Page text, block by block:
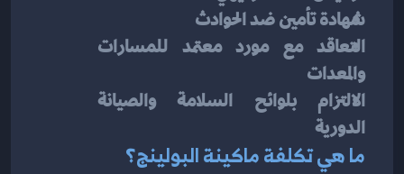
شهادة تأمين ضد الحوادث
والمعدات
الالتزام بلوائح السلامة والصيانة
الدورية
ما هي تكلفة ماكينة البولينج؟